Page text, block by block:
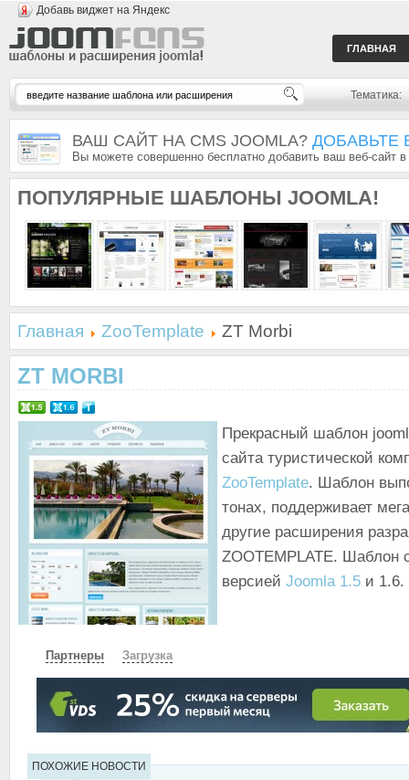
Добавь виджет на Яндекс
ГЛАВНАЯ
Тематика:
ВАШ САЙТ НА CMS JOOMLA? ДОБАВЬТЕ
Вы можете совершенно бесплатно добавить ваш веб-сайт
ПОПУЛЯРНЫЕ ШАБЛОНЫ JOOMLA!
Главная ZooTemplate ZT Morbi
ZT MORBI
Прекрасный шаблон
сайта туристической
ZooTemplate. Шаблон
тонах, поддерживает
другие расширения
ZOOTEMPLATE. Шаблон
версией Joomla 1.5 и 1.6.
Партнеры Загрузка
СКАЧАТЬ ЗЕРКАЛО ЗЕРКАЛО №2
ПОХОЖИЕ НОВОСТИ